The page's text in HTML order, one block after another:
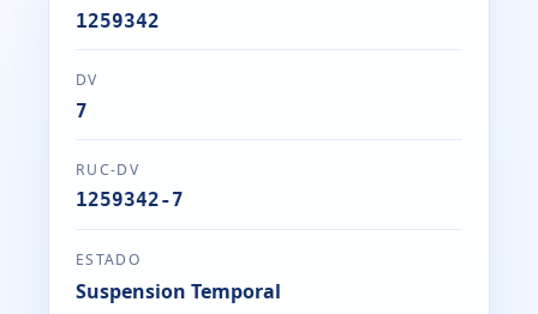
1259342
DV
7
RUC-DV
1259342-7
ESTADO
Suspension Temporal